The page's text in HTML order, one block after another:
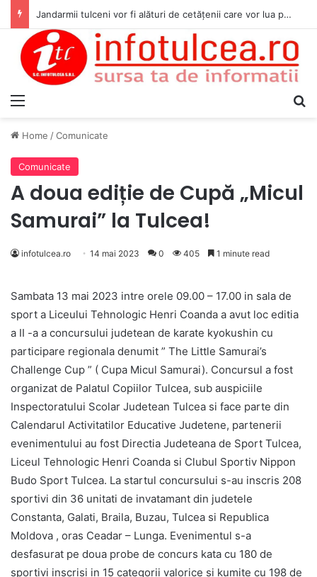
Jandarmii tulceni vor fi alături de cetățenii care vor lua parte la Festivalul Folk Țestos
Home /Comunicate
Comunicate
A doua ediție de Cupă „Micul
Samurai” la Tulcea!
infotulcea.ro 14 mai 2023 0 405 1 minute read
Sambata 13 mai 2023 intre orele 09.00 – 17.00 in sala de
sport a Liceului Tehnologic Henri Coanda a avut loc editia
a II -a a concursului judetean de karate kyokushin cu
participare regionala denumit ” The Little Samurai’s
Challenge Cup ” ( Cupa Micul Samurai). Concursul a fost
organizat de Palatul Copiilor Tulcea, sub auspiciile
Inspectoratului Scolar Judetean Tulcea si face parte din
Calendarul Activitatilor Educative Judetene, partenerii
evenimentului au fost Directia Judeteana de Sport Tulcea,
Liceul Tehnologic Henri Coanda si Clubul Sportiv Nippon
Budo Sport Tulcea. La startul concursului s-au inscris 208
sportivi din 36 unitati de invatamant din judetele
Constanta, Galati, Braila, Buzau, Tulcea si Republica
Moldova , oras Ceadar – Lunga. Evenimentul s-a
desfasurat pe doua probe de concurs kata cu 180 de
sportivi inscrisi in 15 categorii valorice si kumite cu 198 de